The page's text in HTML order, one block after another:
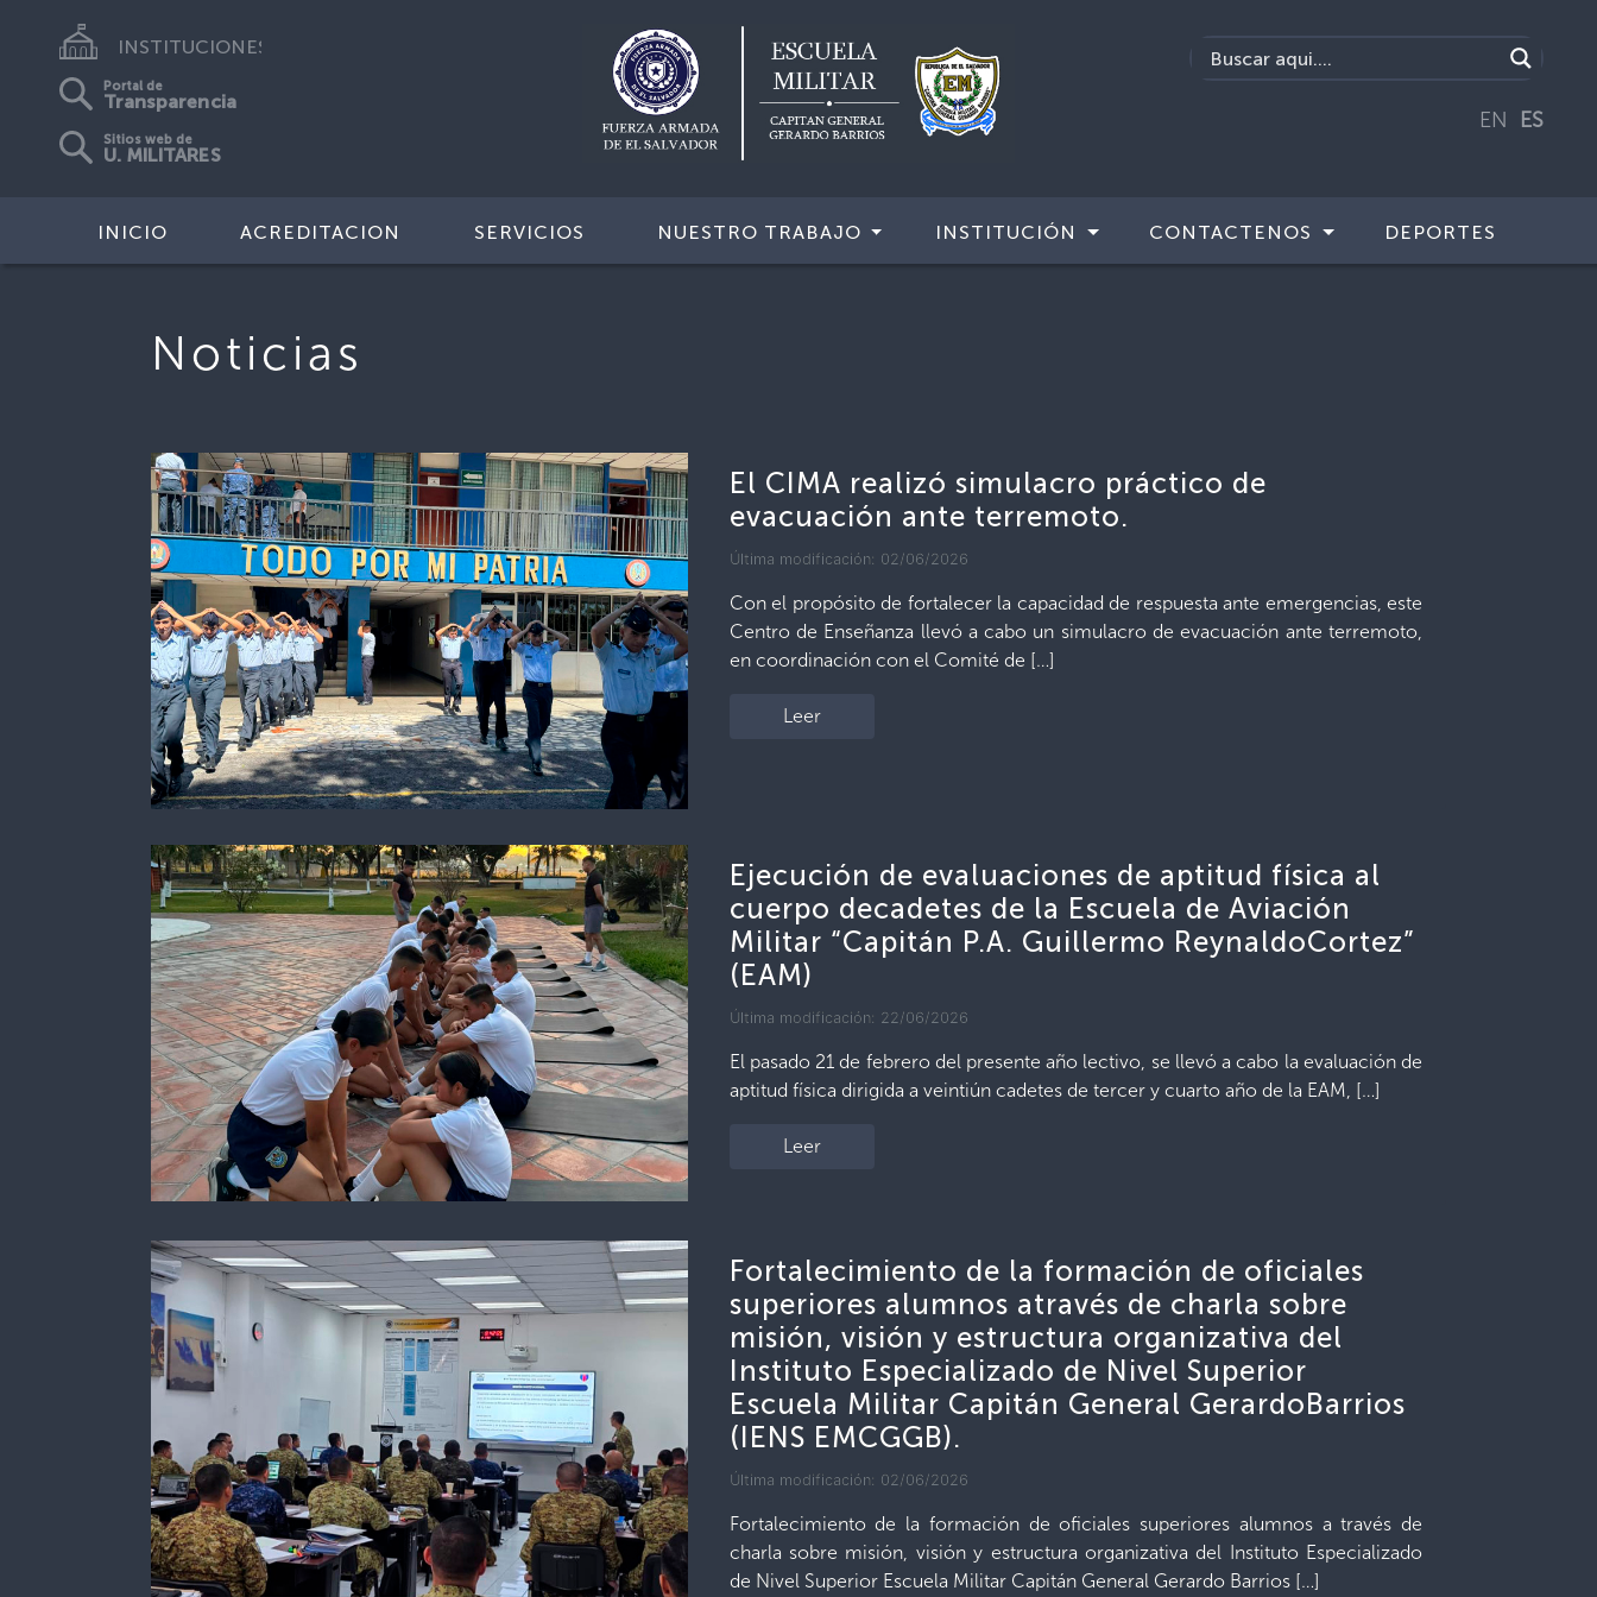
INSTITUCIONES
Portal de
Transparencia
Sitios web de
U. MILITARES
EN ES
INICIO ACREDITACION SERVICIOS NUESTRO TRABAJO INSTITUCIÓN CONTACTENOS DEPORTES
Noticias
El CIMA realizó simulacro práctico de
evacuación ante terremoto.
Última modificación: 02/06/2026
Con el propósito de fortalecer la capacidad de respuesta ante emergencias, este
Centro de Enseñanza llevó a cabo un simulacro de evacuación ante terremoto,
en coordinación con el Comité de […]
Leer
Ejecución de evaluaciones de aptitud física al
cuerpo decadetes de la Escuela de Aviación
Militar “Capitán P.A. Guillermo ReynaldoCortez”
(EAM)
Última modificación: 22/06/2026
El pasado 21 de febrero del presente año lectivo, se llevó a cabo la evaluación de
aptitud física dirigida a veintiún cadetes de tercer y cuarto año de la EAM, […]
Leer
Fortalecimiento de la formación de oficiales
superiores alumnos através de charla sobre
misión, visión y estructura organizativa del
Instituto Especializado de Nivel Superior
Escuela Militar Capitán General GerardoBarrios
(IENS EMCGGB).
Última modificación: 02/06/2026
Fortalecimiento de la formación de oficiales superiores alumnos a través de
charla sobre misión, visión y estructura organizativa del Instituto Especializado
de Nivel Superior Escuela Militar Capitán General Gerardo Barrios […]